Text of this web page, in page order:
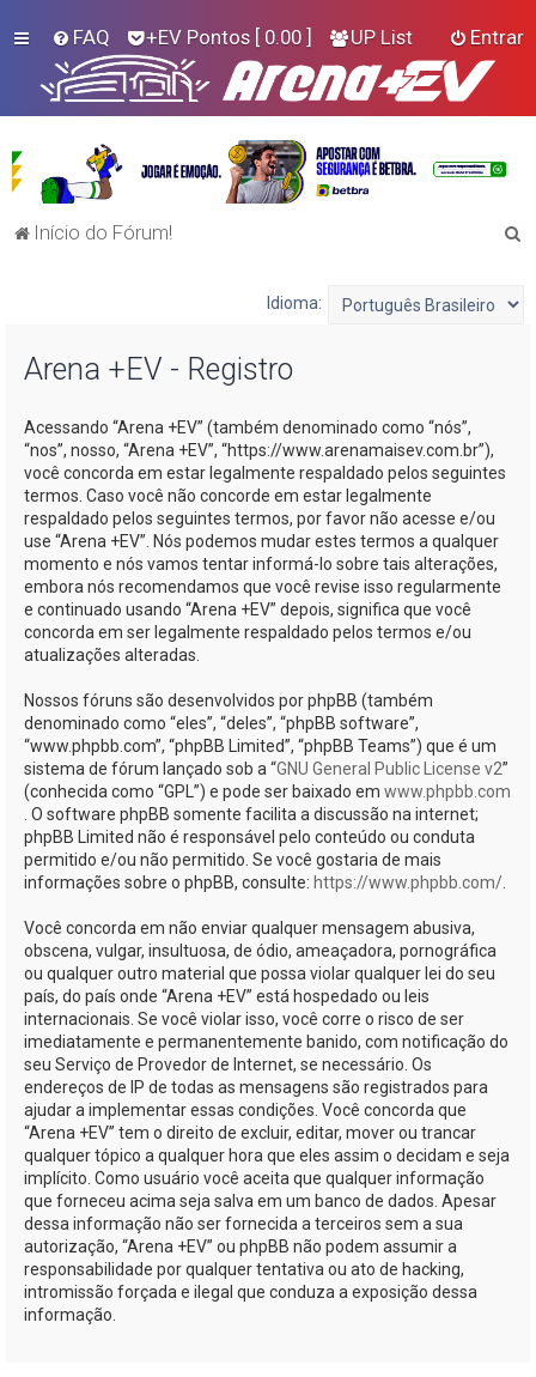
FAQ +EV Pontos [ 0.00 ] UP List Entrar
Início do Fórum!
Idioma:
Arena +EV - Registro
Acessando “Arena +EV” (também denominado como “nós”,
“nos”, nosso, “Arena +EV”, “https://www.arenamaisev.com.br”),
você concorda em estar legalmente respaldado pelos seguintes
termos. Caso você não concorde em estar legalmente
respaldado pelos seguintes termos, por favor não acesse e/ou
use “Arena +EV”. Nós podemos mudar estes termos a qualquer
momento e nós vamos tentar informá-lo sobre tais alterações,
embora nós recomendamos que você revise isso regularmente
e continuado usando “Arena +EV” depois, significa que você
concorda em ser legalmente respaldado pelos termos e/ou
atualizações alteradas.
Nossos fóruns são desenvolvidos por phpBB (também
denominado como “eles”, “deles”, “phpBB software”,
“www.phpbb.com”, “phpBB Limited”, “phpBB Teams”) que é um
sistema de fórum lançado sob a “GNU General Public License v2”
(conhecida como “GPL”) e pode ser baixado em www.phpbb.com
. O software phpBB somente facilita a discussão na internet;
phpBB Limited não é responsável pelo conteúdo ou conduta
permitido e/ou não permitido. Se você gostaria de mais
informações sobre o phpBB, consulte: https://www.phpbb.com/
Você concorda em não enviar qualquer mensagem abusiva,
obscena, vulgar, insultuosa, de ódio, ameaçadora, pornográfica
ou qualquer outro material que possa violar qualquer lei do seu
país, do país onde “Arena +EV” está hospedado ou leis
internacionais. Se você violar isso, você corre o risco de ser
imediatamente e permanentemente banido, com notificação do
seu Serviço de Provedor de Internet, se necessário. Os
endereços de IP de todas as mensagens são registrados para
ajudar a implementar essas condições. Você concorda que
“Arena +EV” tem o direito de excluir, editar, mover ou trancar
qualquer tópico a qualquer hora que eles assim o decidam e seja
implícito. Como usuário você aceita que qualquer informação
que forneceu acima seja salva em um banco de dados. Apesar
dessa informação não ser fornecida a terceiros sem a sua
autorização, “Arena +EV” ou phpBB não podem assumir a
responsabilidade por qualquer tentativa ou ato de hacking,
intromissão forçada e ilegal que conduza a exposição dessa
informação.